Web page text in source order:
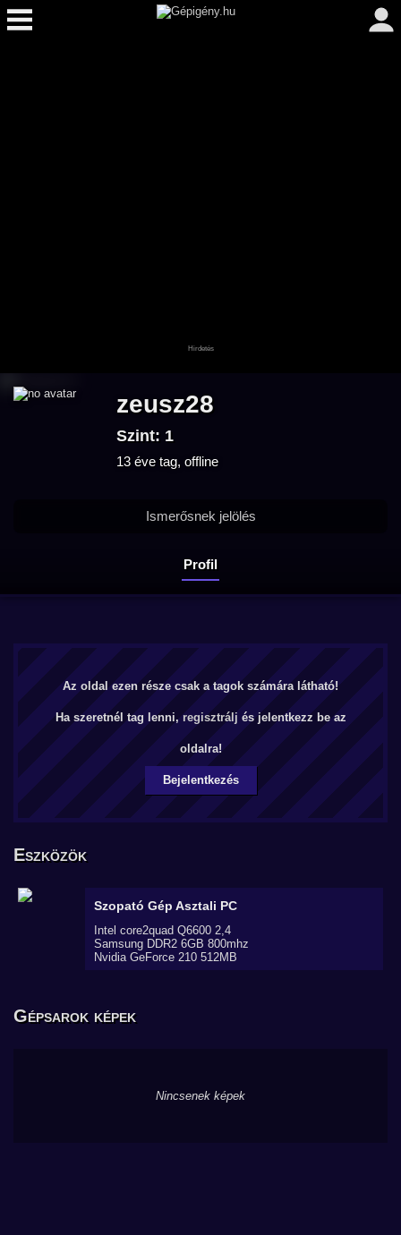
zeusz28
Szint: 1
13 éve tag, offline
Profil
Ismerősnek jelölés
Az oldal ezen része csak a tagok számára látható!
Ha szeretnél tag lenni, regisztrálj és jelentkezz be az
oldalra!
Bejelentkezés
Eszközök
Szopató Gép Asztali PC
Intel core2quad Q6600 2,4
Samsung DDR2 6GB 800mhz
Nvidia GeForce 210 512MB
Gépsarok képek
Nincsenek képek